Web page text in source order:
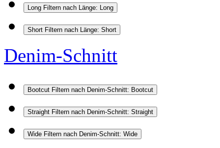
Long Filtern nach Länge: Long
Short Filtern nach Länge: Short
Denim-Schnitt
Bootcut Filtern nach Denim-Schnitt: Bootcut
Straight Filtern nach Denim-Schnitt: Straight
Wide Filtern nach Denim-Schnitt: Wide